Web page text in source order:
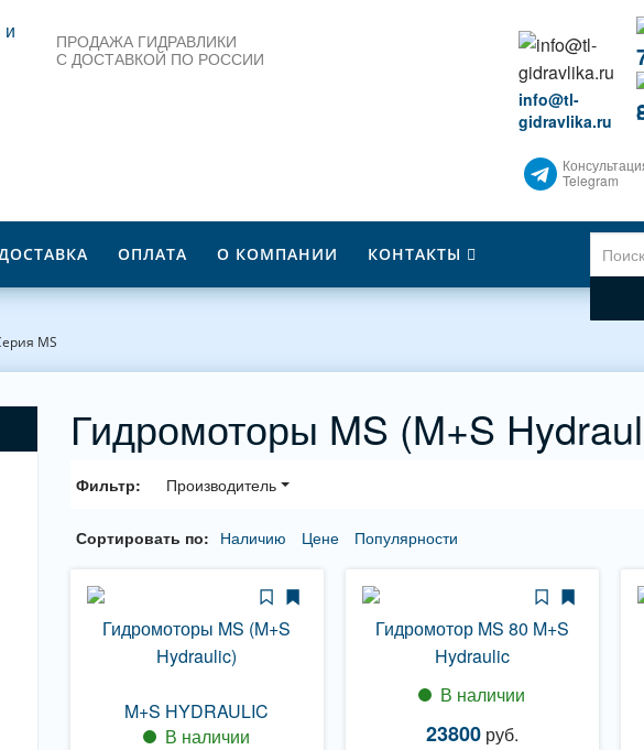
ПРОДАЖА ГИДРАВЛИКИ
С ДОСТАВКОЙ ПО РОССИИ
info@tl-
gidravlika.ru
Telegram
ОПЛАТА О КОМПАНИИ КОНТАКТЫ
MS
Гидромоторы MS (M+S
Фильтр: Производитель
Сортировать по: Наличию Цене Популярности
Гидромоторы MS (M+S
Hydraulic)
M+S HYDRAULIC
В наличии
Гидромотор MS 80 M+S
Hydraulic
В наличии
23800руб.